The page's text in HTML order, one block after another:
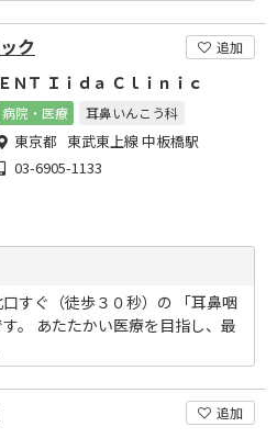
ク 追加
ＥＮＴ Ｉｉｄａ Ｃｌｉｎｉｃ
病院・医療 耳鼻いんこう科
東京都 東武東上線 中板橋駅
03-6905-1133
すぐ（徒歩３０秒）の 「耳鼻咽
。 あたたかい医療を目指し、最
追加